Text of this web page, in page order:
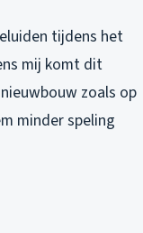
tijdens het
mij komt dit
zoals op
minder speling